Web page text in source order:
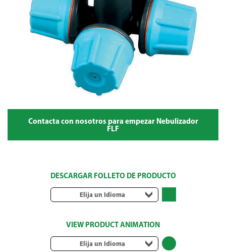
Contacta con nosotros para empezar Nebulizador
FLF
DESCARGAR FOLLETO DE PRODUCTO
Elija un Idioma
VIEW PRODUCT ANIMATION
Elija un Idioma